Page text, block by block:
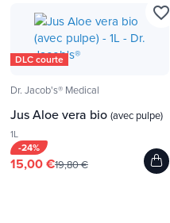
DLC courte
Dr. Jacob's® Medical
Jus Aloe vera bio (avec pulpe)
1L
-24%
15,00 €19,80 €
favorite_border